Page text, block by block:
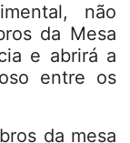
não
da Mesa
e abrirá a
entre os
da mesa